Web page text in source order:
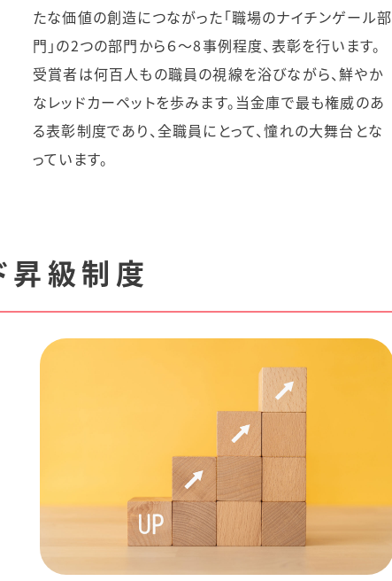
たな価値の創造につながった「職場のナイチンゲール部
門」の2つの部門から６～8事例程度、表彰を行います。
受賞者は何百人もの職員の視線を浴びながら、鮮やか
なレッドカーペットを歩みます。当金庫で最も権威のあ
る表彰制度であり、全職員にとって、憧れの大舞台とな
っています。
昇級制度